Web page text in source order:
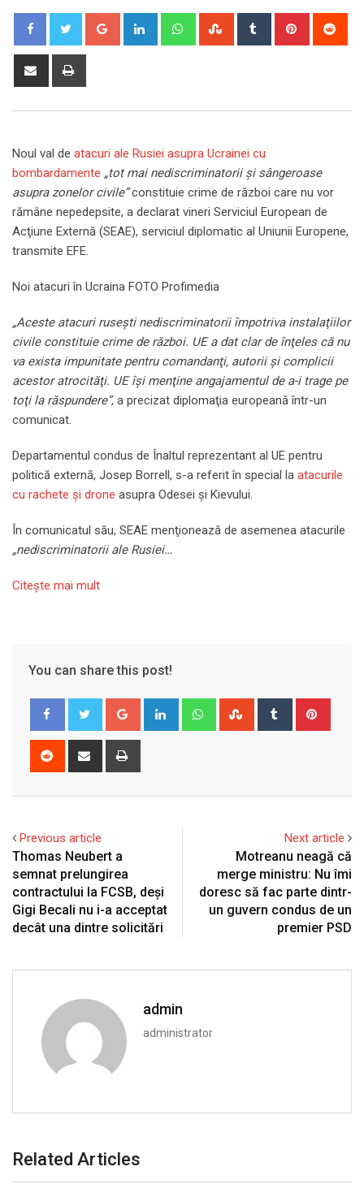
Google+ LinkedIn WhatsappStumbleUpon
Tumblr Pinterest
Share
Noul val de atacuri ale Rusiei asupra Ucrainei cu
bombardamente „tot mai nediscriminatorii şi sângeroase
asupra zonelor civile”constituie crime de război care nu vor
rămâne nepedepsite, a declarat vineri Serviciul European de
Acţiune Externă (SEAE), serviciul diplomatic al Uniunii Europene,
transmite EFE.
Noi atacuri în Ucraina FOTO Profimedia
„Aceste atacuri ruseşti nediscriminatorii împotriva instalaţiilor
civile constituie crime de război. UE a dat clar de înţeles că nu
va exista impunitate pentru comandanţi, autorii şi complicii
acestor atrocităţi. UE îşi menţine angajamentul de a-i trage pe
toţi la răspundere”, a precizat diplomaţia europeană într-un
comunicat.
Departamentul condus de Înaltul reprezentant al UE pentru
politică externă, Josep Borrell, s-a referit în special la atacurile
cu rachete şi drone asupra Odesei şi Kievului.
În comunicatul său, SEAE menţionează de asemenea atacurile
„nediscriminatorii ale Rusiei…
Citeşte mai mult
You can share this post!
Google+ LinkedIn WhatsappStumbleUpon
Tumblr
Reddit
Share
Previous article
Thomas Neubert a
semnat prelungirea
contractului la FCSB, deși
Gigi Becali nu i-a acceptat
decât una dintre solicitări
Next article
Motreanu neagă că
merge ministru: Nu îmi
doresc să fac parte dintr-
un guvern condus de un
premier PSD
admin
administrator
Related Articles